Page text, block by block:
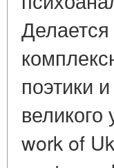
поэтики
work of